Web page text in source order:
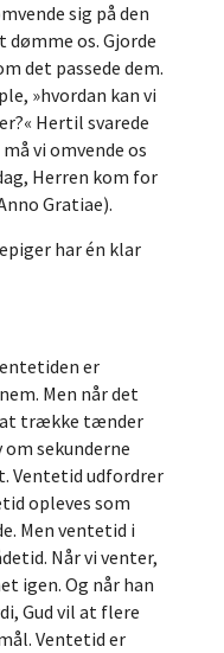
sig på den
os. Gjorde
det passede dem.
»hvordan kan vi
Hertil svarede
vi omvende os
Herren kom for
Gratiae).
har én klar
er
Men når det
at trække tænder
sekunderne
Ventetid udfordrer
opleves som
Men ventetid i
Når vi venter,
igen. Og når han
Gud vil at flere
Ventetid er